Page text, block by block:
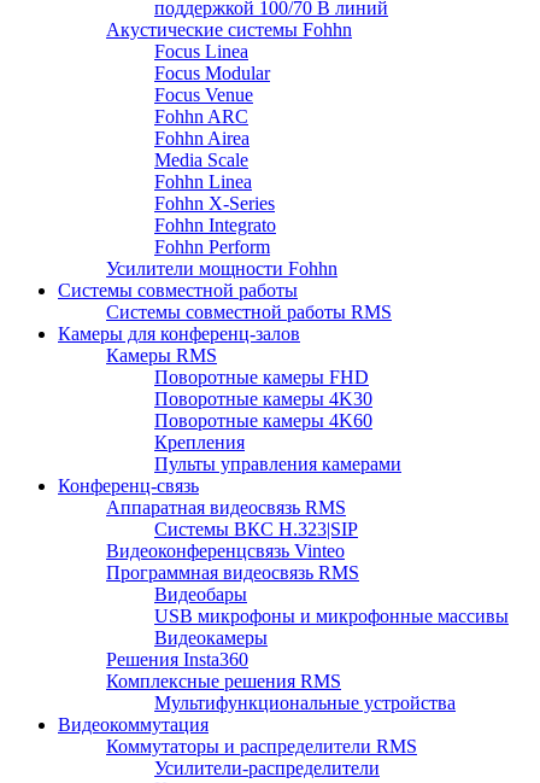
поддержкой 100/70 В линий
Акустические системы Fohhn
Focus Linea
Focus Modular
Focus Venue
Fohhn ARC
Fohhn Airea
Media Scale
Fohhn Linea
Fohhn X-Series
Fohhn Integrato
Fohhn Perform
Усилители мощности Fohhn
Системы совместной работы
Системы совместной работы RMS
Камеры для конференц-залов
Камеры RMS
Поворотные камеры FHD
Поворотные камеры 4K30
Поворотные камеры 4K60
Крепления
Пульты управления камерами
Конференц-связь
Аппаратная видеосвязь RMS
Системы ВКС H.323|SIP
Видеоконференцсвязь Vinteo
Программная видеосвязь RMS
Видеобары
USB микрофоны и микрофонные массивы
Видеокамеры
Решения Insta360
Комплексные решения RMS
Мультифункциональные устройства
Видеокоммутация
Коммутаторы и распределители RMS
Усилители-распределители